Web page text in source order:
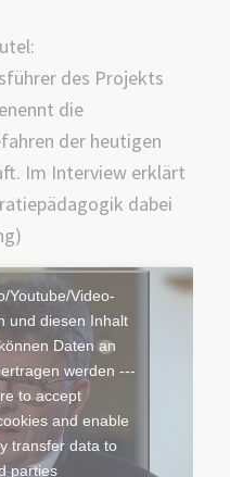
des Projekts
die
der heutigen
Im Interview erklärt
dabei
Youtube/Video-
und diesen Inhalt
Daten an
werden ---
to accept
and enable
transfer data to
parties